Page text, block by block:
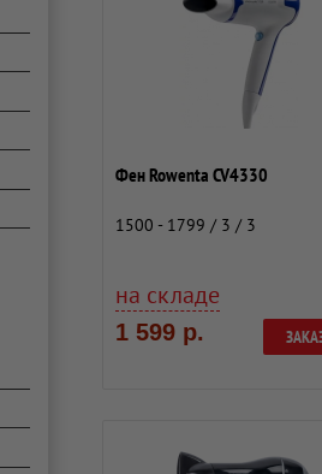
Фен Rowenta CV4330
1500 - 1799 / 3 / 3
на складе
1 599 р.